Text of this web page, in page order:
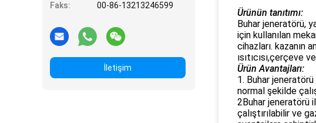
Faks:
00-86-13213246599
İletişim
Ürünün tanıtımı:
Buhar jeneratörü,
için kullanılan
cihazları. kazanın
ısıtıcısı,çerçeve
Ürün Avantajları:
1. Buhar
normal şekilde
2Buhar jeneratörü
çalıştırılabilir ve